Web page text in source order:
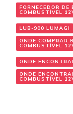
FORNECEDOR
COMBUSTÍVEL
LUB-900 LUMAGI
ONDE COMPRAR
COMBUSTÍVEL
ONDE
ONDE
COMBUSTÍVEL